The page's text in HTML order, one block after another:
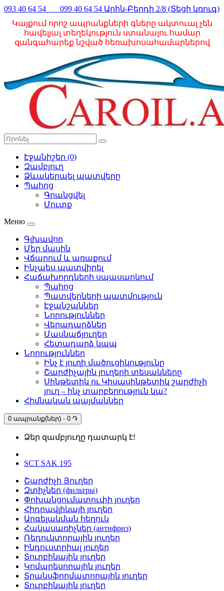
093 40 64 54 099 40 64 54 Արին-Բերդի 2/8 (Տեցի կռուգ)
Կայքում որոշ ապրանքների գները ակտուալ չեն
հավելյալ տեղեկություն ստանալու համար
զանգահարեք նշված հեռախոսահամարներով
Էջանիշեր (0)
Զամբյուղ
Ձևակերպել պատվերը
Պահոց
Գրանցվել
Մուտք
Меню
Գլխավոր
Մեր մասին
Վճարում և առաքում
Ինչպես պատվիրել
Հաճախորդների սպասարկում
Պահոց
Պատվերների պատմություն
Էջանշաններ
Նորություններ
Վերադարձներ
Մասնաճյուղեր
Հետադարձ կապ
Նորություններ
Ինչ է յուղի մածուցիկությունը
Շարժիչային յուղերի տեսակները
Սինթետիկ ու Կիսասինթետիկ շարժիչի
յուղ – ինչ տարբերություն կա?
Հիմնական պայմաններ
0 ապրանք(ներ) - 0 ֏
Ձեր զամբյուղը դատարկ է!
SCT SAK 195
Շարժիչի Յուղեր
Զտիչներ (фильтры)
Փոխանցումատուփի յուղեր
Հիդրավլիկայի յուղեր
Արգելակման հեղուկ
Հակասառիչներ (антифриз)
Ռեդուկտորային յուղեր
Ինդուստրիալ յուղեր
Տուրբինային յուղեր
Կոմպրեսորային յուղեր
Տրանսֆորմատորային յուղեր
Տուրբինային յուղեր